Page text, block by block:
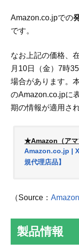
Amazon.co.jpでの
です。
なお上記の価格、
月10日（金）7時
場合があります。
のAmazon.co.jpに
期の情報が適用さ
★Amazon（アマ
Amazon.co.jp |
規代理店品】
（Source：
製品情報